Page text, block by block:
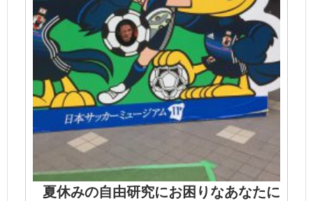
夏休みの自由研究にお困りなあなたに